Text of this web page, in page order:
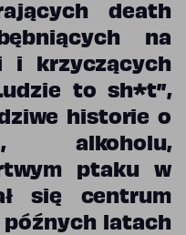
death
na
i krzyczących
to sh*t”,
historie o
alkoholu,
ptaku w
się centrum
latach